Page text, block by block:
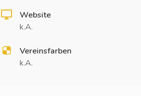
Website
k.A.
Vereinsfarben
k.A.